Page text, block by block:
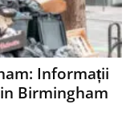
Informații
Birmingham